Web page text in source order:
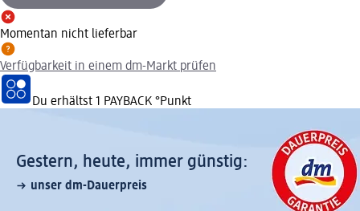
Momentan nicht lieferbar
Verfügbarkeit in einem dm-Markt prüfen
Du erhältst 1 PAYBACK °Punkt
Gestern, heute, immer günstig:
unser dm-Dauerpreis